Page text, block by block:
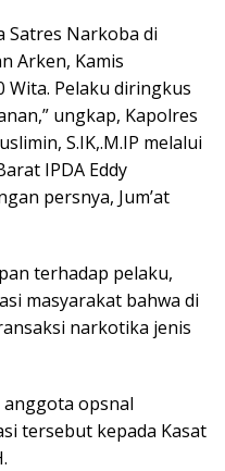
Satres Narkoba di
Arken, Kamis
Wita. Pelaku diringkus
ungkap, Kapolres
S.IK,.M.IP melalui
IPDA Eddy
persnya, Jum’at
terhadap pelaku,
masyarakat bahwa di
narkotika jenis
opsnal
tersebut kepada Kasat